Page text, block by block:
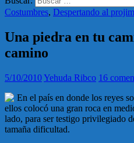
Costumbres, Despertando al
Una piedra en tu
camino
5/10/2010Yehuda Ribco 16
En el país en donde los reyes
ellos colocó una gran roca en
lado, para ser testigo privilegiado
tamaña dificultad.